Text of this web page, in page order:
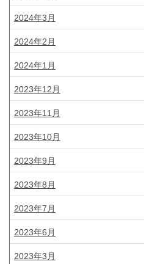
2024年3月
2024年2月
2024年1月
2023年12月
2023年11月
2023年10月
2023年9月
2023年8月
2023年7月
2023年6月
2023年3月